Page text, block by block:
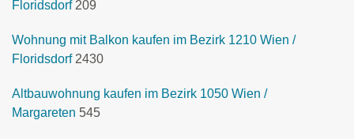
Floridsdorf 209
Wohnung mit Balkon kaufen im Bezirk 1210 Wien /
Floridsdorf 2430
Altbauwohnung kaufen im Bezirk 1050 Wien /
Margareten 545